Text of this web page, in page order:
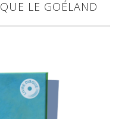
LE GOÉLAND